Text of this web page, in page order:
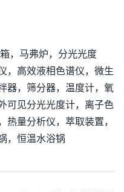
，马弗炉，分光光度
，高效液相色谱仪，微生
器，筛分器，温度计，氧
可见分光光度计，离子色
热量分析仪，萃取装置，
，恒温水浴锅